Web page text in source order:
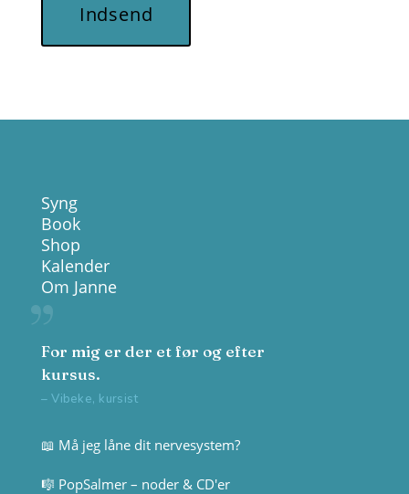
Indsend
Syng
Book
Shop
Kalender
Om Janne
For mig er der et før og efter
kursus.
– Vibeke, kursist
📖 Må jeg låne dit nervesystem?
🎼 PopSalmer – noder & CD'er